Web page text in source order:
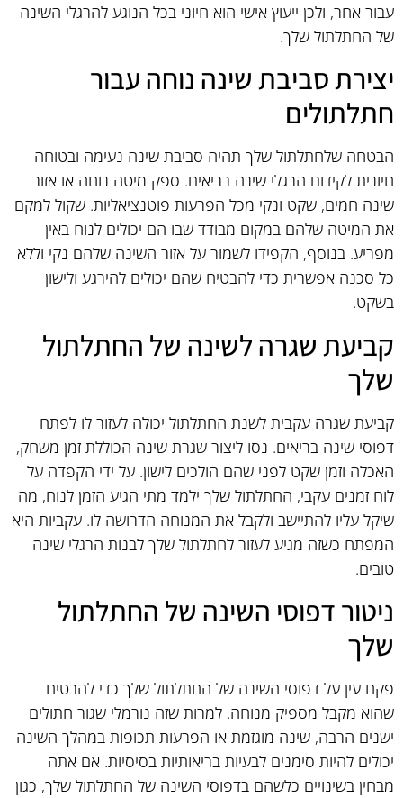
עבור אחר, ולכן ייעוץ אישי הוא חיוני בכל הנוגע להרגלי השינה
של החתלתול שלך.
יצירת סביבת שינה נוחה עבור
חתלתולים
הבטחה שלחתלתול שלך תהיה סביבת שינה נעימה ובטוחה
חיונית לקידום הרגלי שינה בריאים. ספק מיטה נוחה או אזור
שינה חמים, שקט ונקי מכל הפרעות פוטנציאליות. שקול למקם
את המיטה שלהם במקום מבודד שבו הם יכולים לנוח באין
מפריע. בנוסף, הקפידו לשמור על אזור השינה שלהם נקי וללא
כל סכנה אפשרית כדי להבטיח שהם יכולים להירגע ולישון
בשקט.
קביעת שגרה לשינה של החתלתול
שלך
קביעת שגרה עקבית לשנת החתלתול יכולה לעזור לו לפתח
דפוסי שינה בריאים. נסו ליצור שגרת שינה הכוללת זמן משחק,
האכלה וזמן שקט לפני שהם הולכים לישון. על ידי הקפדה על
לוח זמנים עקבי, החתלתול שלך ילמד מתי הגיע הזמן לנוח, מה
שיקל עליו להתיישב ולקבל את המנוחה הדרושה לו. עקביות היא
המפתח כשזה מגיע לעזור לחתלתול שלך לבנות הרגלי שינה
טובים.
ניטור דפוסי השינה של החתלתול
שלך
פקח עין על דפוסי השינה של החתלתול שלך כדי להבטיח
שהוא מקבל מספיק מנוחה. למרות שזה נורמלי שגור חתולים
ישנים הרבה, שינה מוגזמת או הפרעות תכופות במהלך השינה
יכולים להיות סימנים לבעיות בריאותיות בסיסיות. אם אתה
מבחין בשינויים כלשהם בדפוסי השינה של החתלתול שלך, כגון